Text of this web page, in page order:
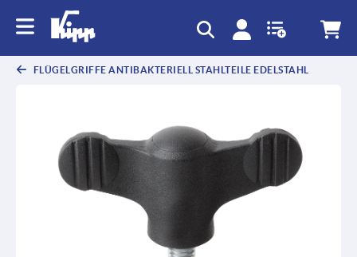
FLÜGELGRIFFE ANTIBAKTERIELL STAHLTEILE EDELSTAHL